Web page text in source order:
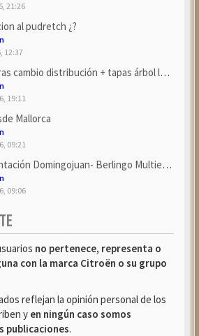
21:26
al pudretch ¿?
12:37
cambio distribución + tapas árbol levas
19:11
Mallorca
09:21
Domingojuan- Berlingo Multiespace Blue ...
09:06
no pertenece, representa o
con la marca Citroën o su grupo
reflejan la opinión personal de los
y en ningún caso somos
publicaciones.